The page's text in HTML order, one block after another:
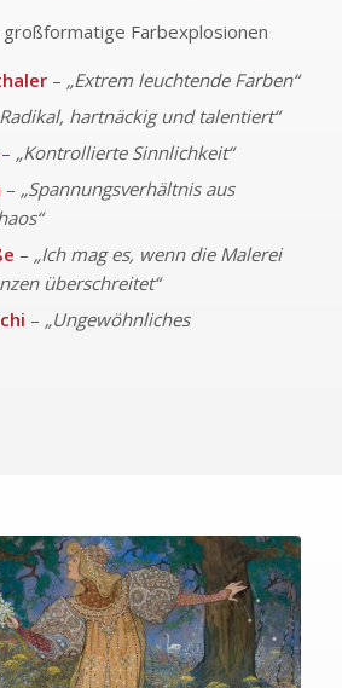
großformatige Farbexplosionen
– „Extrem leuchtende Farben“
hartnäckig und talentiert“
– „Kontrollierte Sinnlichkeit“
– „Spannungsverhältnis aus
– „Ich mag es, wenn die Malerei
überschreitet“
– „Ungewöhnliches